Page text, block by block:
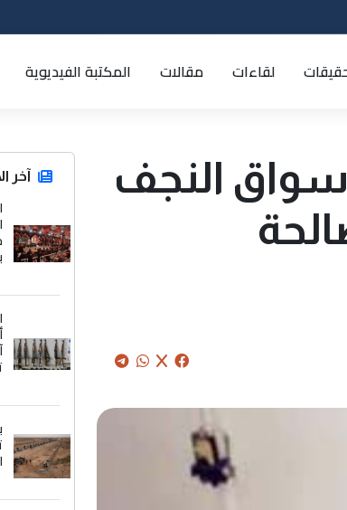
لقاءات مقالات المكتبة الفيديوية
النجف
آخر